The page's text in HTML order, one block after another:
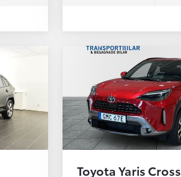
Från 350 900 kr
Från 3 450 kr/mån
Easy Billån
Toyota Yaris Cross